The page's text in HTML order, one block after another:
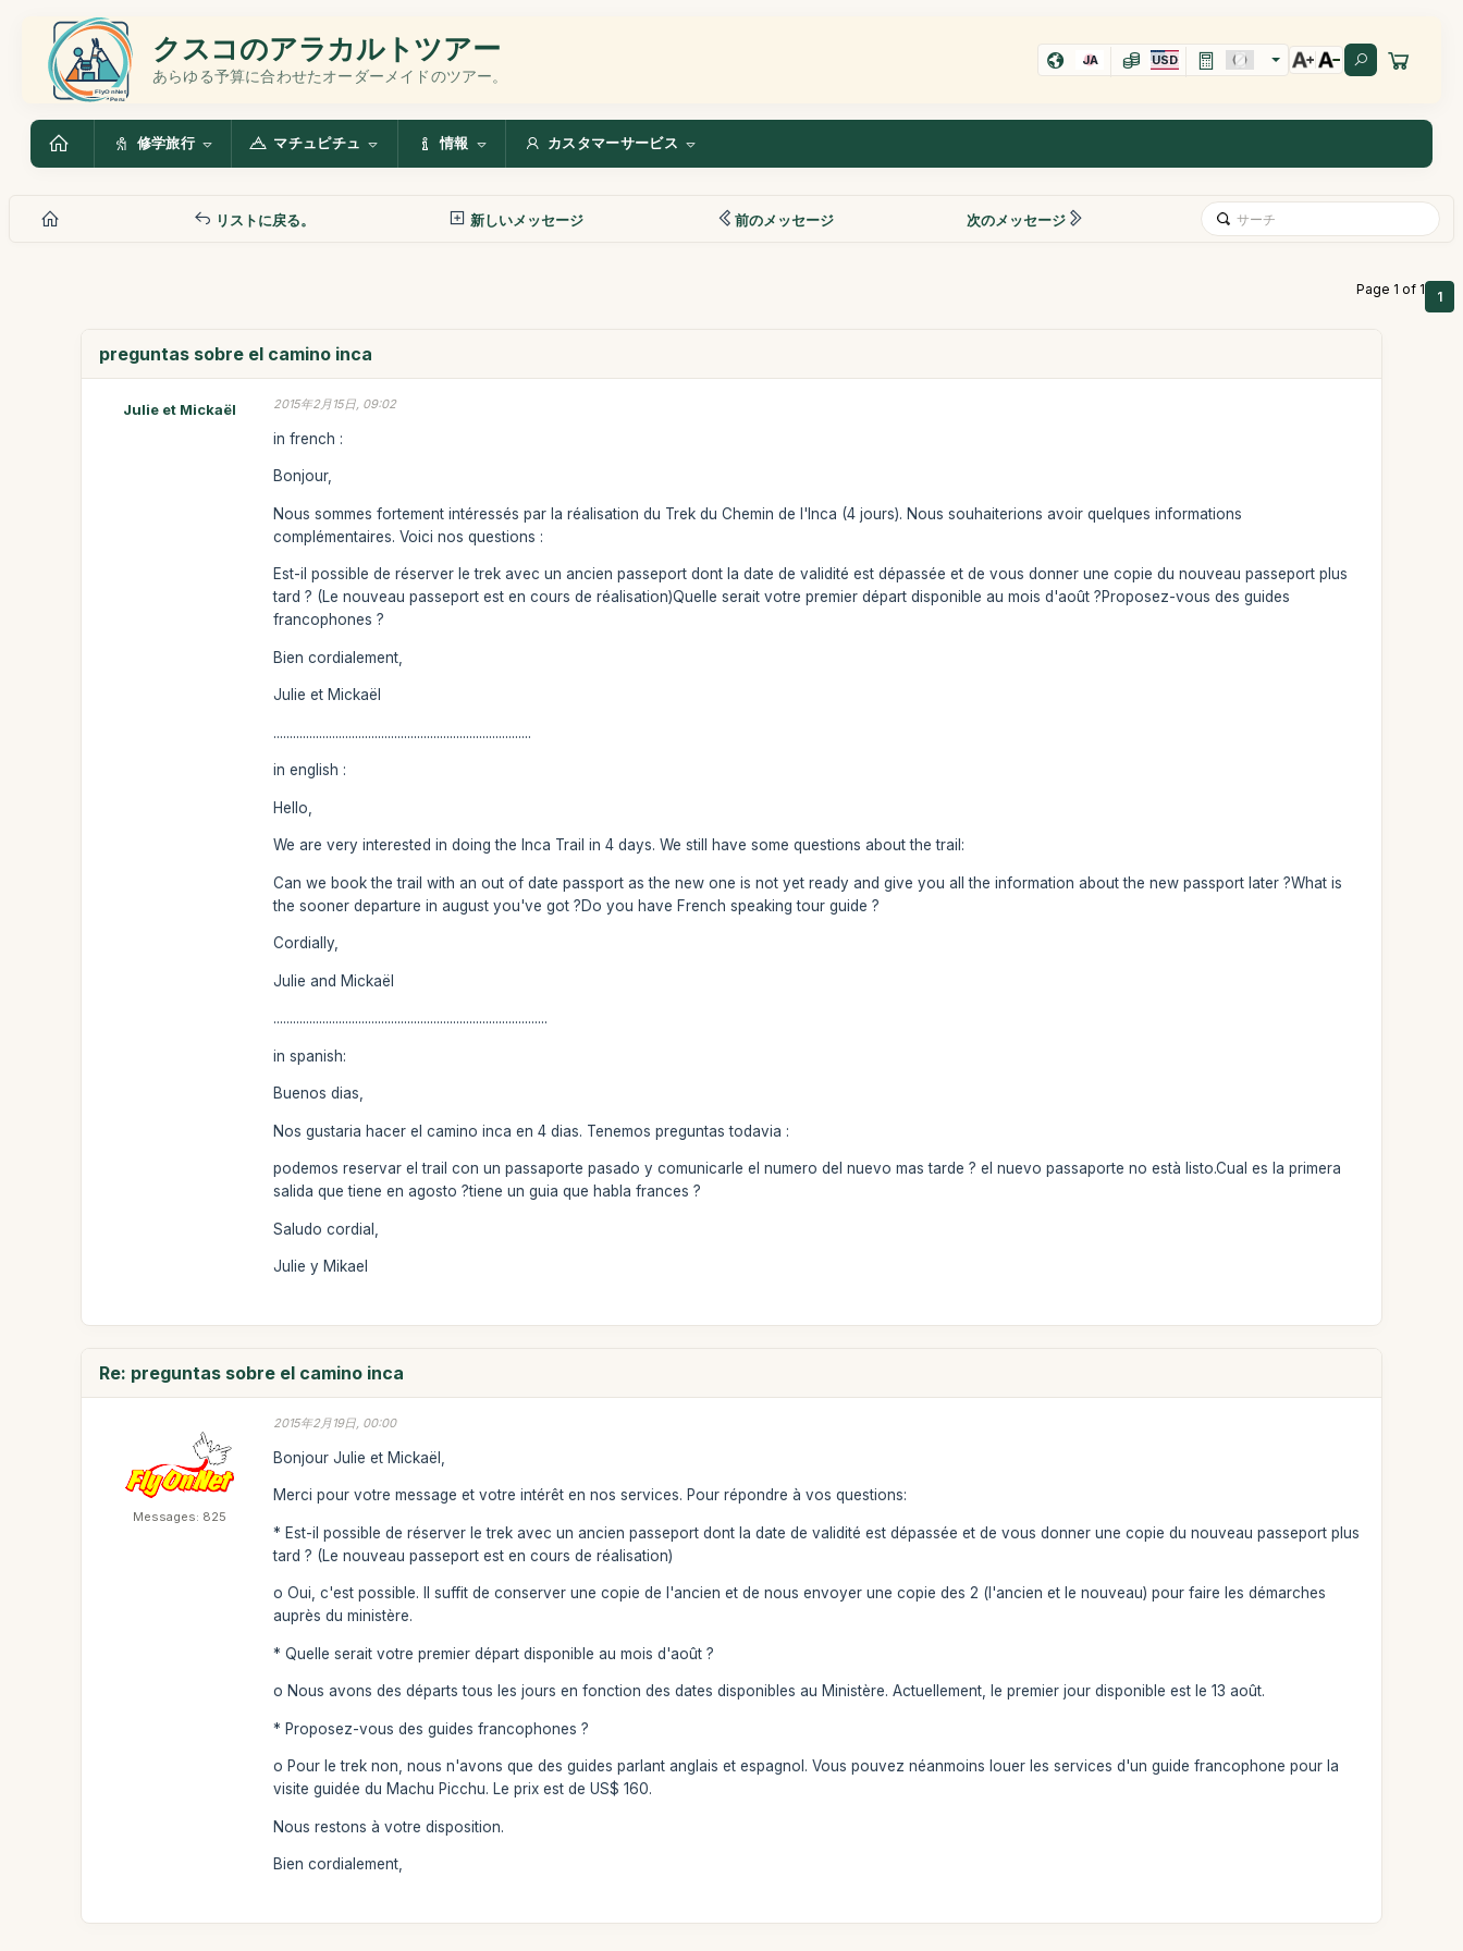
クスコのアラカルトツアー
あらゆる予算に合わせたオーダーメイドのツアー。
JA USD
修学旅行 マチュピチュ 情報 カスタマーサービス
リストに戻る。 新しいメッセージ 前のメッセージ 次のメッセージ
Page 1 of 1 1
preguntas sobre el camino inca
Julie et Mickaël 2015年2月15日, 09:02
in french :
Bonjour,
Nous sommes fortement intéressés par la réalisation du Trek du Chemin de l'Inca (4 jours). Nous souhaiterions avoir quelques informations
complémentaires. Voici nos questions :
Est-il possible de réserver le trek avec un ancien passeport dont la date de validité est dépassée et de vous donner une copie du nouveau passeport plus
tard ? (Le nouveau passeport est en cours de réalisation)Quelle serait votre premier départ disponible au mois d'août ?Proposez-vous des guides
francophones ?
Bien cordialement,
Julie et Mickaël
...............................................................................
in english :
Hello,
We are very interested in doing the Inca Trail in 4 days. We still have some questions about the trail:
Can we book the trail with an out of date passport as the new one is not yet ready and give you all the information about the new passport later ?What is
the sooner departure in august you've got ?Do you have French speaking tour guide ?
Cordially,
Julie and Mickaël
....................................................................................
in spanish:
Buenos dias,
Nos gustaria hacer el camino inca en 4 dias. Tenemos preguntas todavia :
podemos reservar el trail con un passaporte pasado y comunicarle el numero del nuevo mas tarde ? el nuevo passaporte no està listo.Cual es la primera
salida que tiene en agosto ?tiene un guia que habla frances ?
Saludo cordial,
Julie y Mikael
Re: preguntas sobre el camino inca
Messages: 825
2015年2月19日, 00:00
Bonjour Julie et Mickaël,
Merci pour votre message et votre intérêt en nos services. Pour répondre à vos questions:
* Est-il possible de réserver le trek avec un ancien passeport dont la date de validité est dépassée et de vous donner une copie du nouveau passeport plus
tard ? (Le nouveau passeport est en cours de réalisation)
o Oui, c'est possible. Il suffit de conserver une copie de l'ancien et de nous envoyer une copie des 2 (l'ancien et le nouveau) pour faire les démarches
auprès du ministère.
* Quelle serait votre premier départ disponible au mois d'août ?
o Nous avons des départs tous les jours en fonction des dates disponibles au Ministère. Actuellement, le premier jour disponible est le 13 août.
* Proposez-vous des guides francophones ?
o Pour le trek non, nous n'avons que des guides parlant anglais et espagnol. Vous pouvez néanmoins louer les services d'un guide francophone pour la
visite guidée du Machu Picchu. Le prix est de US$ 160.
Nous restons à votre disposition.
Bien cordialement,